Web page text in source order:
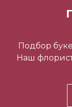
Подбор
Наш